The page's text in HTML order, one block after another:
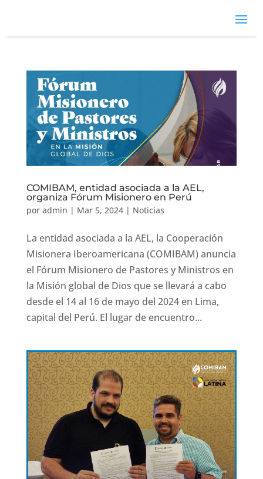
COMIBAM, entidad asociada a la AEL,
organiza Fórum Misionero en Perú
por admin | Mar 5, 2024| Noticias
La entidad asociada a la AEL, la Cooperación
Misionera Iberoamericana (COMIBAM) anuncia
el Fórum Misionero de Pastores y Ministros en
la Misión global de Dios que se llevará a cabo
desde el 14 al 16 de mayo del 2024 en Lima,
capital del Perú. El lugar de encuentro...